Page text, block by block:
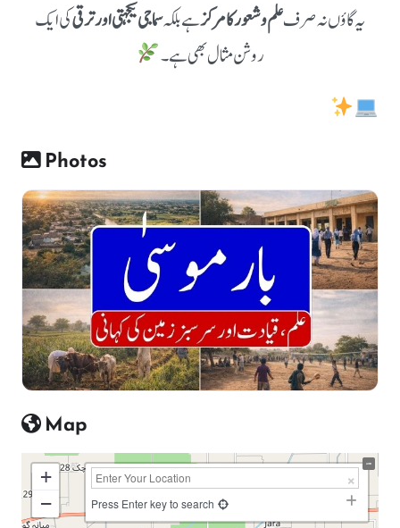
یہ گاؤں نہ صرفعلم و شعور کا مرکزہے بلکہسماجی یکجہتی اور ترقیکی ایک
روشن مثال بھی ہے۔
Photos
Map
+
−
Press Enter key to search